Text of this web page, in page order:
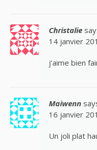
Christalie
14 janvier
j’aime bien
Maiwenn
16 janvier
Un joli plat